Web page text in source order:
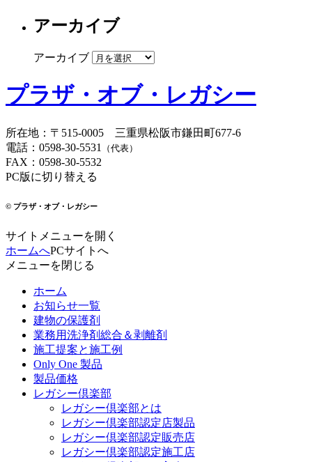
アーカイブ
アーカイブ
プラザ・オブ・レガシー
所在地 ： 〒515-0005 三重県松阪市鎌田町677-6
電話 ： 0598-30-5531 （代表）
FAX ： 0598-30-5532
PC版に切り替える
© プラザ・オブ・レガシー
サイトメニューを開く
ホームへPCサイトへ
メニューを閉じる
ホーム
お知らせ一覧
建物の保護剤
業務用洗浄剤総合＆剥離剤
施工提案と施工例
Only One 製品
製品価格
レガシー倶楽部
レガシー倶楽部とは
レガシー倶楽部認定店製品
レガシー倶楽部認定販売店
レガシー倶楽部認定施工店